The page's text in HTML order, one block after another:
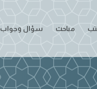
مباحث سؤال وجواب